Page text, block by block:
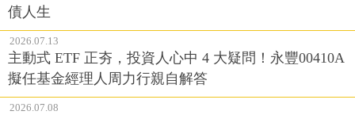
債人生
2026.07.13
主動式 ETF 正夯，投資人心中 4 大疑問！永豐00410A
擬任基金經理人周力行親自解答
2026.07.08